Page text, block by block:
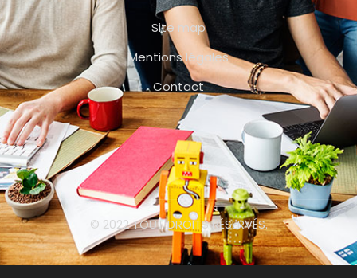
Site map
Mentions légales
Contact
© 2022 TOUT DROITS RÉSERVÉS.